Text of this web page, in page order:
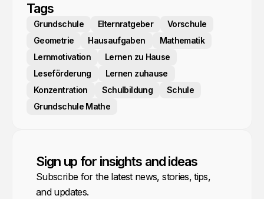
Tags
Grundschule Elternratgeber
Vorschule
Geometrie
Hausaufgaben
Mathematik
Lernmotivation
Lernen zu Hause
Leseförderung
Lernen zuhause
Konzentration
Schulbildung
Schule
Grundschule Mathe
Sign up for insights and ideas
Subscribe for the latest news, stories, tips,
and updates.